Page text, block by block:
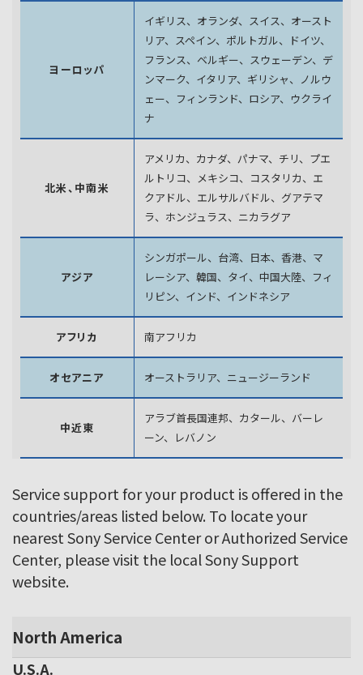
ヨーロッパ
イギリス、オランダ、スイス、オースト
リア、スペイン、 ポルトガル、ドイツ、
フランス、ベルギー、スウェーデン、 デ
ンマーク、イタリア、ギリシャ、ノルウ
ェー、フィンランド、 ロシア、ウクライ
ナ
北米、中南米
アメリカ、カナダ、パナマ、チリ、プエ
ルトリコ、メキシコ、 コスタリカ、エ
クアドル、エルサルバドル、グアテマ
ラ、 ホンジュラス、ニカラグア
アジア
シンガポール、台湾、日本、香港、マ
レーシア、韓国、 タイ、中国大陸、フィ
リピン、インド、インドネシア
アフリカ 南アフリカ
オセアニア オーストラリア、ニュージーランド
中近東
アラブ首長国連邦、カタール、バーレ
ーン、レバノン
Service support for your product is offered in the
countries/areas listed below. To locate your
nearest Sony Service Center or Authorized Service
Center, please visit the local Sony Support
website.
North America
U.S.A.